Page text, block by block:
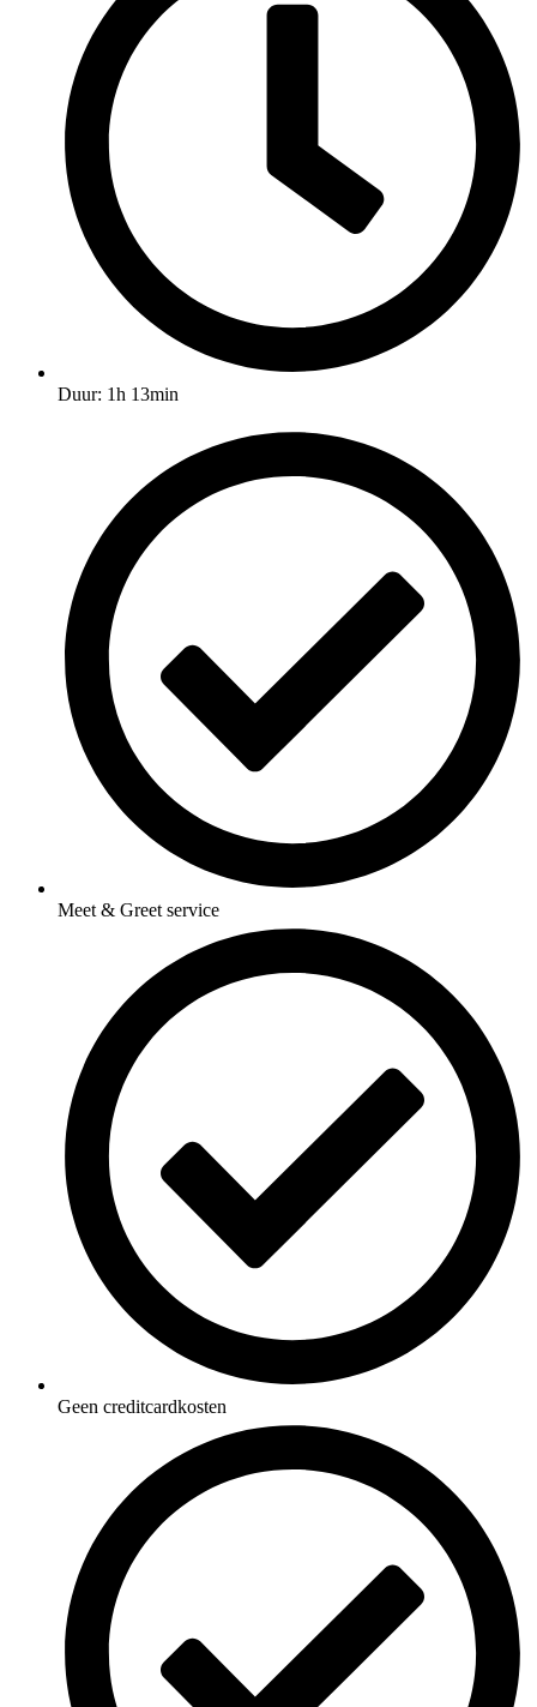
Duur: 1h 13min
Meet & Greet service
Geen creditcardkosten